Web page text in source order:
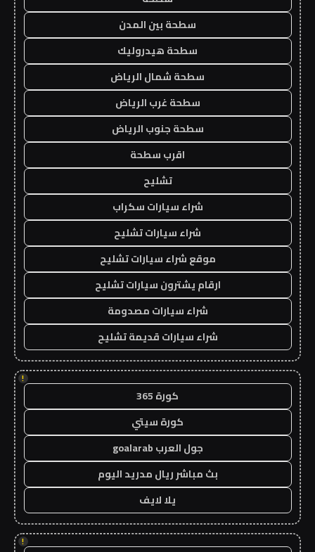
سطحة بين المدن
سطحة هيدروليك
سطحة شمال الرياض
سطحة غرب الرياض
سطحة جنوب الرياض
اقرب سطحة
تشليح
شراء سيارات سكراب
شراء سيارات تشليح
موقع شراء سيارات تشليح
ارقام يشترون سيارات تشليح
شراء سيارات مصدومة
شراء سيارات قديمة تشليح
!
كورة 365
كورة سيتي
جول العرب goalarab
بث مباشر ريال مدريد اليوم
يلا لايف
!